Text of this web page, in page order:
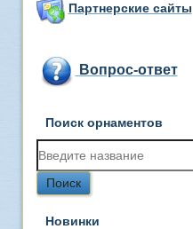
Партнерские сайты
Вопрос-ответ
Поиск орнаментов
Новинки